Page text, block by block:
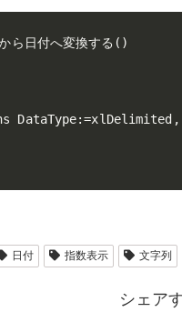
ら日付へ変換する()
日付 指数表示 文字列
シェア